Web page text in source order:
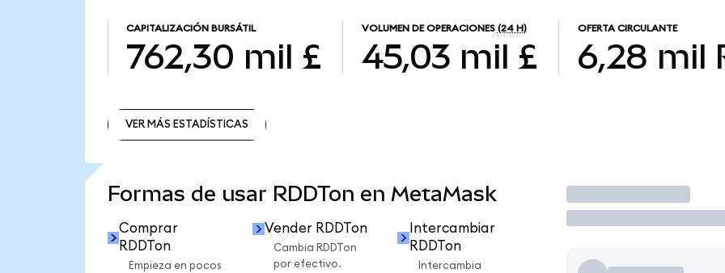
CAPITALIZACIÓN BURSÁTIL
762,30 mil £
VOLUMEN DE OPERACIONES (24 H)
45,03 mil £
OFERTA CIRCULANTE
6,28 mil
VER MÁS ESTADÍSTICAS
Formas de usar RDDTon en MetaMask
Comprar
RDDTon
Empieza en pocos
Vender RDDTon
Cambia RDDTon
por efectivo.
Intercambiar
RDDTon
Intercambia
Operar